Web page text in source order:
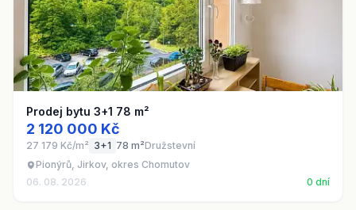
Prodej bytu 3+1 78 m²
2 120 000 Kč
27 179 Kč/m² 3+1 78 m²Družstevní
Pionýrů, Jirkov, okres Chomutov
06. 08. 2026
0 dní